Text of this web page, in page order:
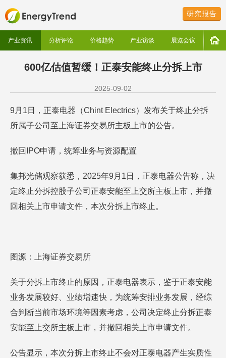
研究报告
产业资讯 分析评论 价格趋势 产业访谈 展览会议
600亿估值暂缓！正泰安能终止分拆上市
2025-09-02
9月1日，正泰电器（Chint Electrics）发布关于终止分拆
所属子公司至上海证券交易所主板上市的公告。
撤回IPO申请，统筹业务与资源配置
集邦光储观察获悉，2025年9月1日，正泰电器公告称，决
定终止分拆控股子公司正泰安能至上交所主板上市，并撤
回相关上市申请文件，本次分拆上市终止。
图源：上海证券交易所
关于分拆上市终止的原因，正泰电器表示，鉴于正泰安能
业务发展较好、业绩增速快，为统筹安排业务发展，经综
合判断当前市场环境等因素考虑，公司决定终止分拆正泰
安能至上交所主板上市，并撤回相关上市申请文件。
公告显示，本次分拆上市终止不会对正泰电器产生实质性